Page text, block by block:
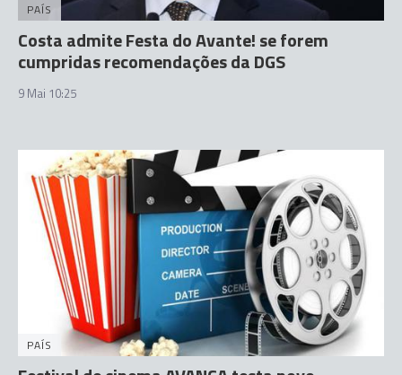
PAÍS
Costa admite Festa do Avante! se forem
cumpridas recomendações da DGS
9 Mai 10:25
PAÍS